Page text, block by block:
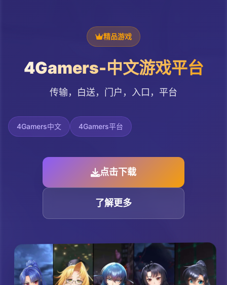
精品游戏
4Gamers-中文游戏平台
传输，白送，门户，入口，平台
4Gamers中文 4Gamers平台
点击下载
了解更多